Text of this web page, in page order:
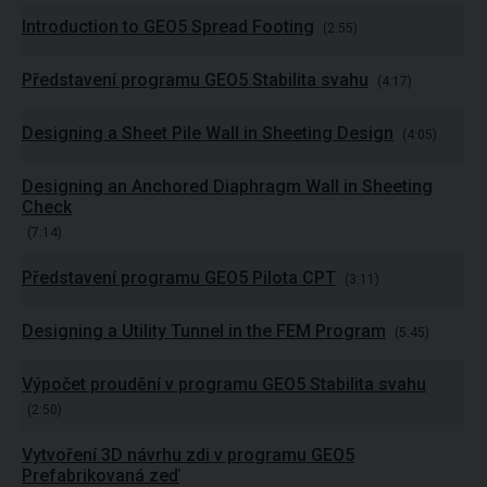
Introduction to GEO5 Spread Footing (2:55)
Představení programu GEO5 Stabilita svahu (4:17)
Designing a Sheet Pile Wall in Sheeting Design (4:05)
Designing an Anchored Diaphragm Wall in Sheeting
Check
(7:14)
Představení programu GEO5 Pilota CPT (3:11)
Designing a Utility Tunnel in the FEM Program (5:45)
Výpočet proudění v programu GEO5 Stabilita svahu
(2:50)
Vytvoření 3D návrhu zdi v programu GEO5
Prefabrikovaná zeď